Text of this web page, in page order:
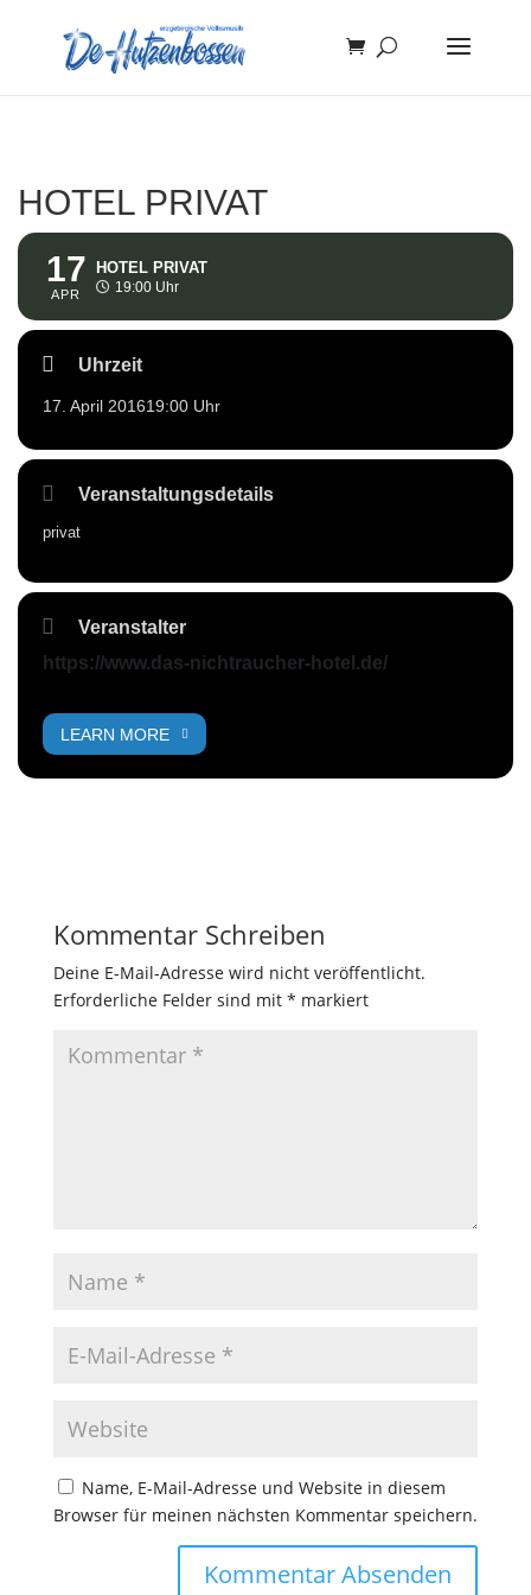
HOTEL PRIVAT
17
APR
HOTEL PRIVAT
19:00 Uhr
Uhrzeit
17. April 201619:00 Uhr
Veranstaltungsdetails
privat
Veranstalter
https://www.das-nichtraucher-hotel.de/
LEARN MORE
Kommentar Schreiben
Deine E-Mail-Adresse wird nicht veröffentlicht.
Erforderliche Felder sind mit * markiert
Name, E-Mail-Adresse und Website in diesem
Browser für meinen nächsten Kommentar speichern.